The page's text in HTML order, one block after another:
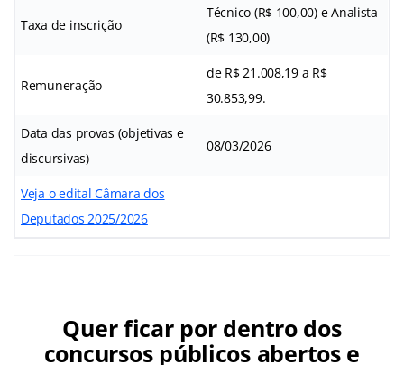
Taxa de inscrição
Técnico (R$ 100,00) e Analista
(R$ 130,00)
Remuneração
de R$ 21.008,19 a R$
30.853,99.
Data das provas (objetivas e
discursivas)
08/03/2026
Veja o edital Câmara dos
Deputados 2025/2026
Quer ficar por dentro dos
concursos públicos abertos e